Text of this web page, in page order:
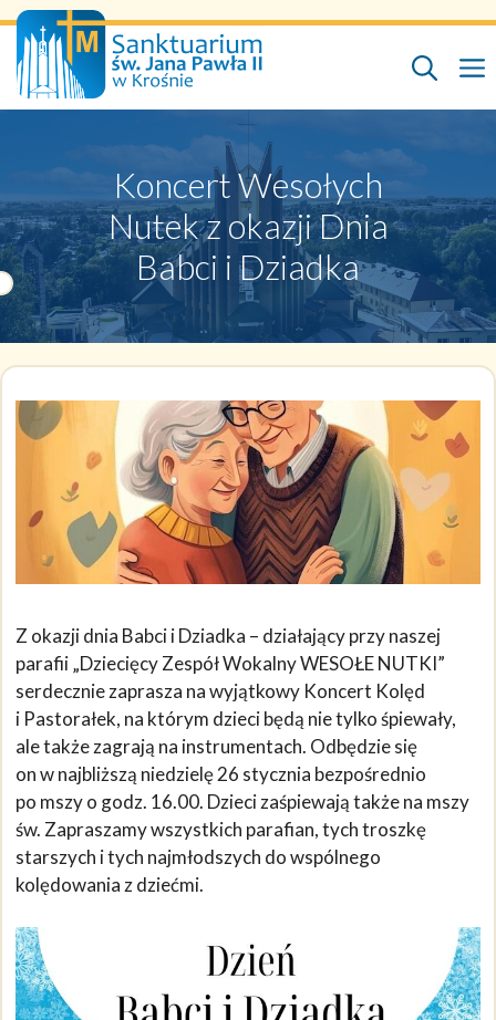
Przejdź
do
treści
Koncert Wesołych
Nutek z okazji Dnia
Babci i Dziadka
Z okazji dnia Babci i Dziadka – działający przy naszej
parafii „Dziecięcy Zespół Wokalny WESOŁE NUTKI”
serdecznie zaprasza na wyjątkowy Koncert Kolęd
i Pastorałek, na którym dzieci będą nie tylko śpiewały,
ale także zagrają na instrumentach. Odbędzie się
on w najbliższą niedzielę 26 stycznia bezpośrednio
po mszy o godz. 16.00. Dzieci zaśpiewają także na mszy
św. Zapraszamy wszystkich parafian, tych troszkę
starszych i tych najmłodszych do wspólnego
kolędowania z dziećmi.